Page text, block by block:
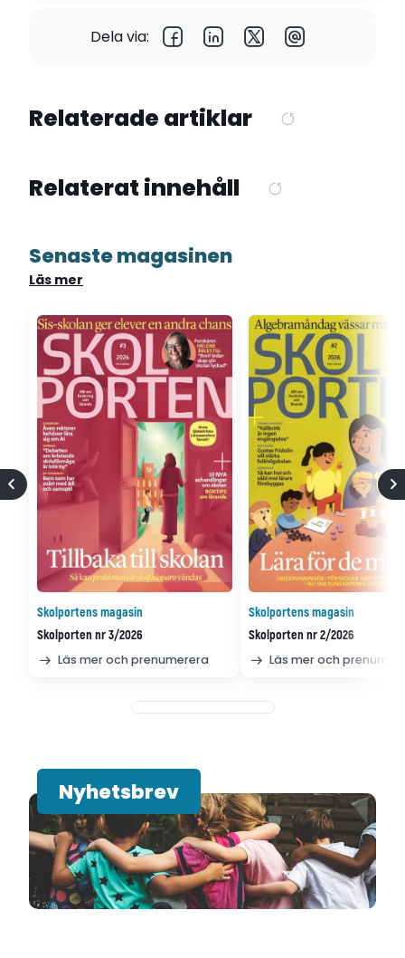
Dela via:
Relaterade artiklar
Relaterat innehåll
Senaste magasinen
Läs mer
Skolportens magasin
Skolporten nr 3/2026
Läs mer och prenumerera
Skolportens magasin
Skolporten nr 2/2026
Läs mer och
Nyhetsbrev